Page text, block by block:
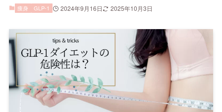
痩身 GLP-1 2024年9月16日 2025年10月3日